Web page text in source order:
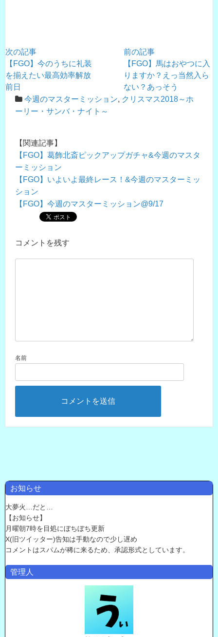
前の記事
【FGO】馬はおやつに入
りますか？えっ当然入ら
ない？あっそう
次の記事
【FGO】今のうちに礼装
を揃えたい最高効率解放
前日
今週のマスターミッション, クリスマス2018～ホ
ーリー・サンバ・ナイト～
【関連記事】
【FGO】葛飾北斎ピックアップガチャ&今週のマスタ
ーミッション
【FGO】いよいよ最終レース！&今週のマスターミッ
ション
【FGO】今週のマスターミッション@9/17
コメントを残す
名前
お知らせ
大夢火…だと…
【お知らせ】
月曜朝7時を目処にぼちぼち更新
X(旧ツイッター)告知は手動なので少し遅め
コメントはスパムが稀に来るため、承認形式としています。
管理人